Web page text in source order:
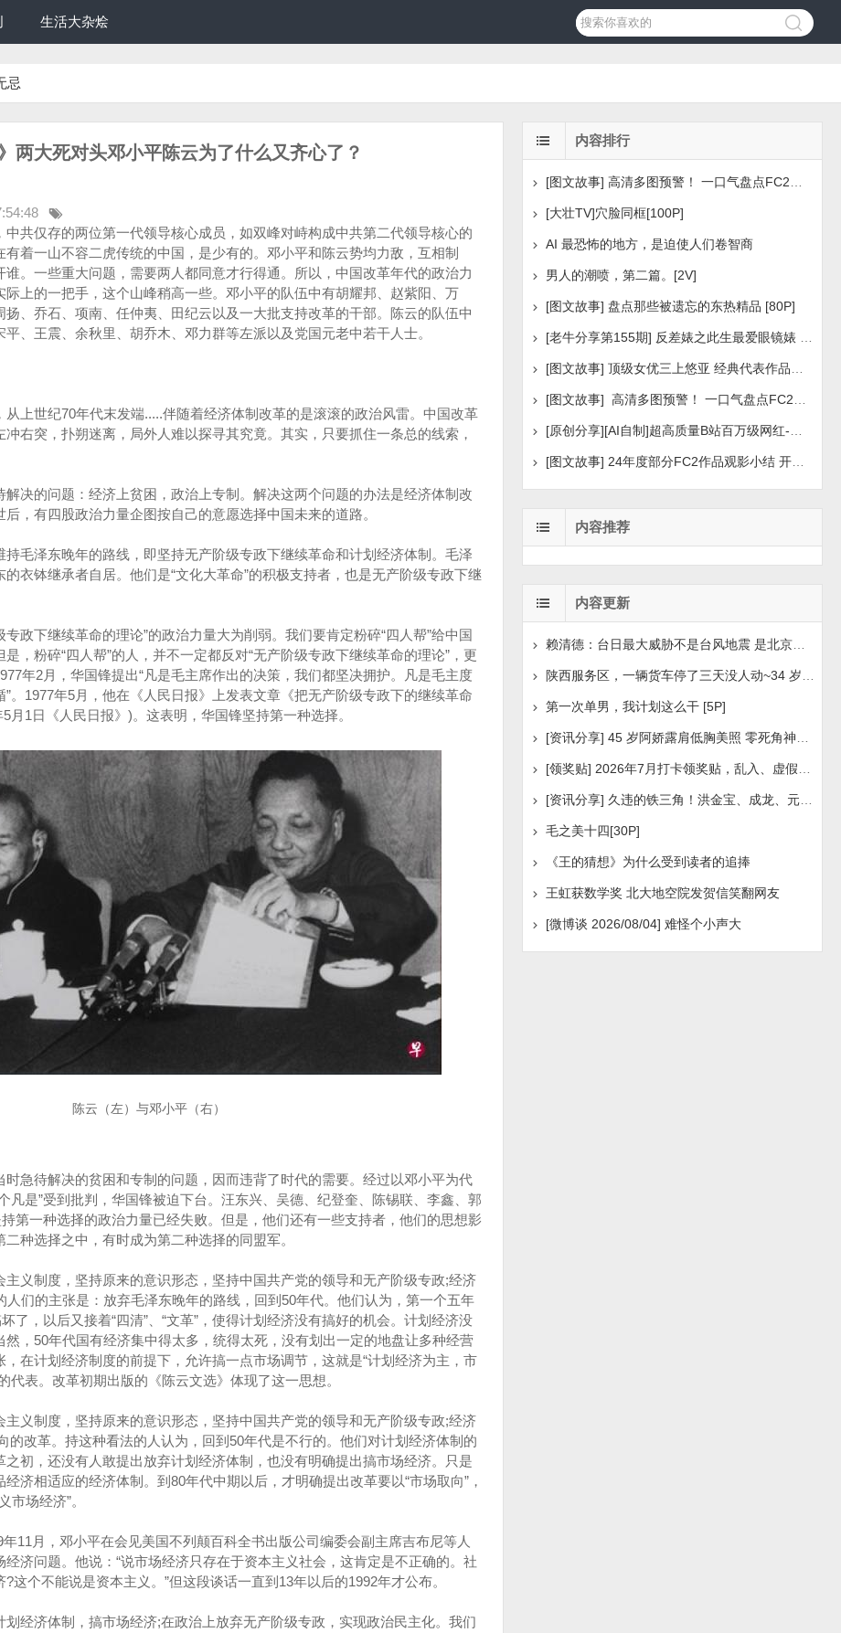
生活大杂烩
忌
两大死对头邓小平陈云为了什么又齐心了？
共仅存的两位第一代领导核心成员，如双峰对峙构成中共第二代领导核心的
着一山不容二虎传统的中国，是少有的。邓小平和陈云势均力敌，互相制
。一些重大问题，需要两人都同意才行得通。所以，中国改革年代的政治力
上的一把手，这个山峰稍高一些。邓小平的队伍中有胡耀邦、赵紫阳、万
、乔石、项南、任仲夷、田纪云以及一大批支持改革的干部。陈云的队伍中
、王震、余秋里、胡乔木、邓力群等左派以及党国元老中若干人士。
上世纪70年代末发端.....伴随着经济体制改革的是滚滚的政治风雷。中国改革
右突，扑朔迷离，局外人难以探寻其究竟。其实，只要抓住一条总的线索，
决的问题：经济上贫困，政治上专制。解决这两个问题的办法是经济体制改
，有四股政治力量企图按自己的意愿选择中国未来的道路。
毛泽东晚年的路线，即坚持无产阶级专政下继续革命和计划经济体制。毛泽
衣钵继承者自居。他们是“文化大革命”的积极支持者，也是无产阶级专政下继
专政下继续革命的理论”的政治力量大为削弱。我们要肯定粉碎“四人帮”给中国
，粉碎“四人帮”的人，并不一定都反对“无产阶级专政下继续革命的理论”，更
年2月，华国锋提出“凡是毛主席作出的决策，我们都坚决拥护。凡是毛主度
。1977年5月，他在《人民日报》上发表文章《把无产阶级专政下的继续革命
月1日《人民日报》)。这表明，华国锋坚持第一种选择。
陈云（左）与邓小平（右）
时急待解决的贫困和专制的问题，因而违背了时代的需要。经过以邓小平为代
凡是”受到批判，华国锋被迫下台。汪东兴、吴德、纪登奎、陈锡联、李鑫、郭
第一种选择的政治力量已经失败。但是，他们还有一些支持者，他们的思想影
种选择之中，有时成为第二种选择的同盟军。
义制度，坚持原来的意识形态，坚持中国共产党的领导和无产阶级专政;经济
人们的主张是：放弃毛泽东晚年的路线，回到50年代。他们认为，第一个五年
了，以后又接着“四清”、“文革”，使得计划经济没有搞好的机会。计划经济没
，50年代国有经济集中得太多，统得太死，没有划出一定的地盘让多种经营
在计划经济制度的前提下，允许搞一点市场调节，这就是“计划经济为主，市
代表。改革初期出版的《陈云文选》体现了这一思想。
义制度，坚持原来的意识形态，坚持中国共产党的领导和无产阶级专政;经济
的改革。持这种看法的人认为，回到50年代是不行的。他们对计划经济体制的
初，还没有人敢提出放弃计划经济体制，也没有明确提出搞市场经济。只是
济相适应的经济体制。到80年代中期以后，才明确提出改革要以“市场取向”，
市场经济”。
11月，邓小平在会见美国不列颠百科全书出版公司编委会副主席吉布尼等人
济问题。他说：“说市场经济只存在于资本主义社会，这肯定是不正确的。社
这个不能说是资本主义。”但这段谈话一直到13年以后的1992年才公布。
经济体制，搞市场经济;在政治上放弃无产阶级专政，实现政治民主化。我们
内容排行
[大壮TV]穴脸同框[100P]
AI 最恐怖的地方，是迫使人们卷智商
男人的潮喷，第二篇。[2V]
[图文故事] 盘点那些被遗忘的东热精品 [80P]
[图文故事] 24年度部分FC2作品观影小结 开年王炸后续
内容推荐
内容更新
赖清德：台日最大威胁不是台风地震 是北京侵扰胁迫
第一次单男，我计划这么干 [5P]
[资讯分享] 久违的铁三角！洪金宝、成龙、元彪最新合照
毛之美十四[30P]
《王的猜想》为什么受到读者的追捧
王虹获数学奖 北大地空院发贺信笑翻网友
[微博谈 2026/08/04] 难怪个小声大